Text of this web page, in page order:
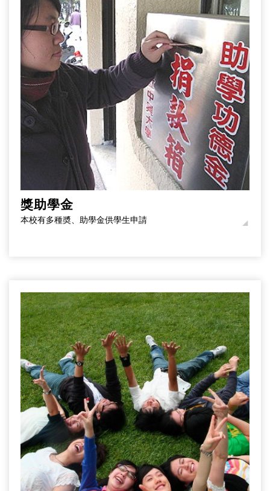
獎助學金
本校有多種奬、助學金供學生申請